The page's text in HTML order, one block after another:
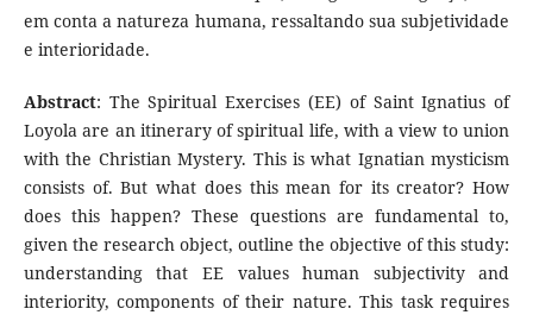
em conta a natureza humana, ressaltando sua subjetividade
e interioridade.
Abstract: The Spiritual Exercises (EE) of Saint Ignatius of
Loyola are an itinerary of spiritual life, with a view to union
with the Christian Mystery. This is what Ignatian mysticism
consists of. But what does this mean for its creator? How
does this happen? These questions are fundamental to,
given the research object, outline the objective of this study:
understanding that EE values human subjectivity and
interiority, components of their nature. This task requires